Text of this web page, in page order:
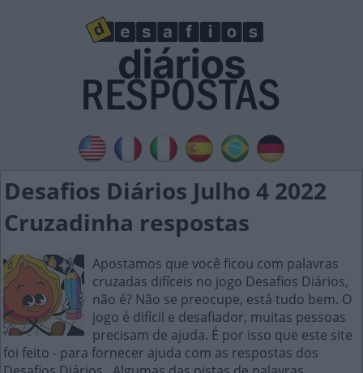
Desafios Diários Julho 4 2022
Cruzadinha respostas
Apostamos que você ficou com palavras
cruzadas difíceis no jogo Desafios Diários,
não é? Não se preocupe, está tudo bem. O
jogo é difícil e desafiador, muitas pessoas
precisam de ajuda. É por isso que este site
foi feito - para fornecer ajuda com as respostas dos